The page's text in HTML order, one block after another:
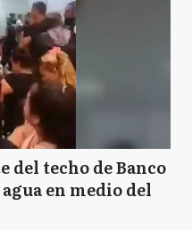
del techo de Banco
en medio del